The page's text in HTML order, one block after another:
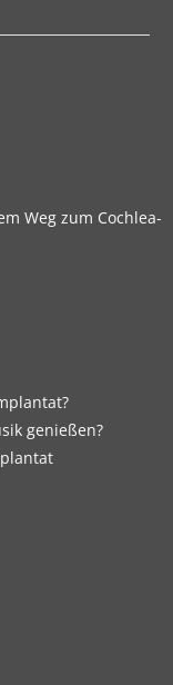
Weg zum Cochlea-
genießen?